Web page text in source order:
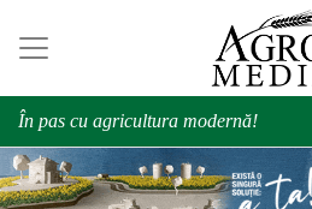
În pas cu agricultura modernă!